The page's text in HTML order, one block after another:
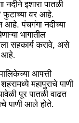
नदीने इशारा पातळी
फुटाच्या वर आहे.
आहे. पंचगंगा नदीच्या
भागातील
सहकार्य करावे, असे
आहे.
आपत्ती
महापुराचे पाणी
पूर पातळी वाढत
पाणी आले होते.